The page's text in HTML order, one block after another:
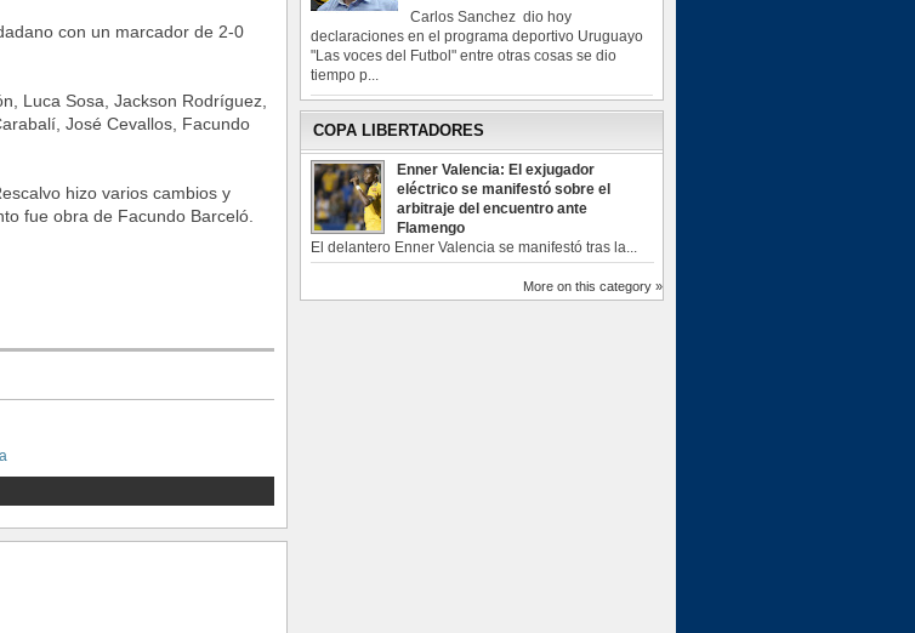
con un marcador de 2-0
Luca Sosa, Jackson Rodríguez,
José Cevallos, Facundo
hizo varios cambios y
fue obra de Facundo Barceló.
Carlos Sanchez dio hoy
declaraciones en el programa deportivo Uruguayo
"Las voces del Futbol" entre otras cosas se dio
tiempo p...
COPA LIBERTADORES
Enner Valencia: El exjugador
eléctrico se manifestó sobre el
arbitraje del encuentro ante
Flamengo
El delantero Enner Valencia se manifestó tras la...
More on this category »